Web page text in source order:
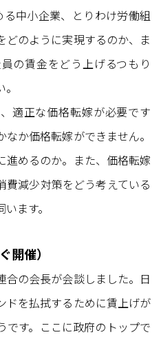
中小企業、とりわけ労働組
どのように実現するのか、ま
の賃金をどう上げるつもり
適正な価格転嫁が必要です
か価格転嫁ができません。
進めるのか。また、価格転嫁
費減少対策をどう考えている
ます。
開催）
合の会長が会談しました。日
ドを払拭するために賃上げが
です。ここに政府のトップで